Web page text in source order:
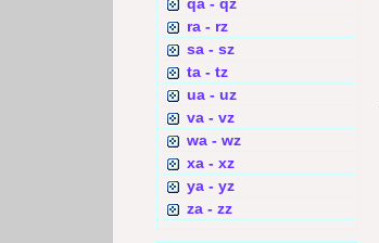
ra - rz
sa - sz
ta - tz
ua - uz
va - vz
wa - wz
xa - xz
ya - yz
za - zz